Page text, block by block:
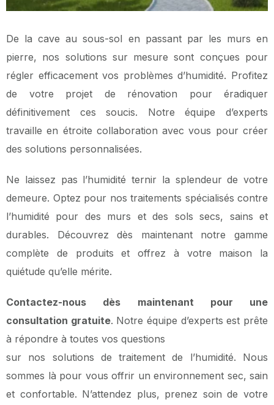
De la cave au sous-sol en passant par les murs en
pierre, nos solutions sur mesure sont conçues pour
régler efficacement vos problèmes d’humidité. Profitez
de votre projet de rénovation pour éradiquer
définitivement ces soucis. Notre équipe d’experts
travaille en étroite collaboration avec vous pour créer
des solutions personnalisées.
Ne laissez pas l’humidité ternir la splendeur de votre
demeure. Optez pour nos traitements spécialisés contre
l’humidité pour des murs et des sols secs, sains et
durables. Découvrez dès maintenant notre gamme
complète de produits et offrez à votre maison la
quiétude qu’elle mérite.
Contactez-nous dès maintenant pour une
consultation gratuite. Notre équipe d’experts est prête
à répondre à toutes vos questions
sur nos solutions de traitement de l’humidité. Nous
sommes là pour vous offrir un environnement sec, sain
et confortable. N’attendez plus, prenez soin de votre